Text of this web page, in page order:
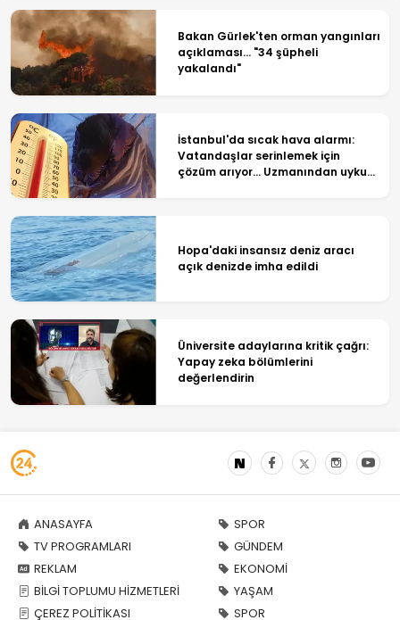
Bakan Gürlek'ten orman yangınları
açıklaması... "34 şüpheli
yakalandı"
İstanbul'da sıcak hava alarmı:
Vatandaşlar serinlemek için
çözüm arıyor... Uzmanından uyku
Hopa'daki insansız deniz aracı
açık denizde imha edildi
Üniversite adaylarına kritik çağrı:
Yapay zeka bölümlerini
değerlendirin
ANASAYFA
TV PROGRAMLARI
REKLAM
BİLGİ TOPLUMU HİZMETLERİ
ÇEREZ POLİTİKASI
SPOR
GÜNDEM
EKONOMİ
YAŞAM
SPOR